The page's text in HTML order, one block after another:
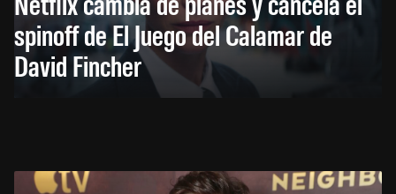
spinoff de El Juego del Calamar de
David Fincher